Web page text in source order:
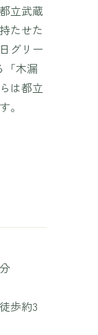
立武蔵
たせた
グリー
「木漏
は都立
。
歩約3